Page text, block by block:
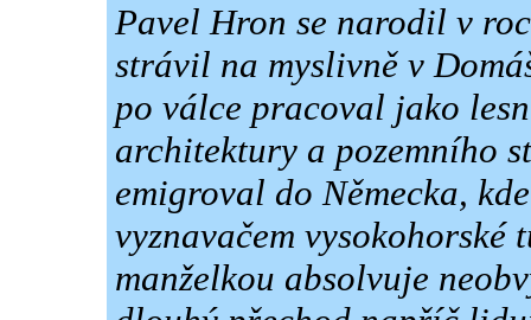
Pavel Hron se narodil v
strávil na myslivně v
po válce pracoval jako
architektury a pozemního
emigroval do Německa,
vyznavačem
manželkou absolvuje